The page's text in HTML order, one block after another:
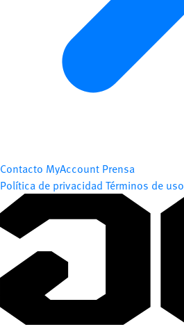
Contacto MyAccount Prensa
Política de privacidad Términos de uso